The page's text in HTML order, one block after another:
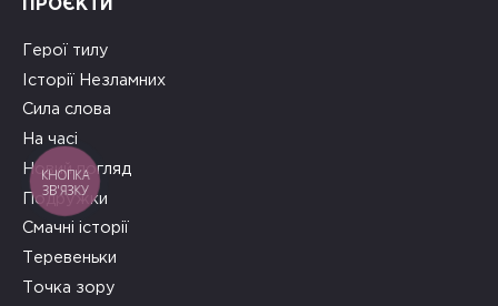
ПРОЄКТИ
Герої тилу
Історії Незламних
Сила слова
На часі
Новий погляд
Подружки
Смачні історії
Теревеньки
Точка зору
КНОПКА
ЗВ'ЯЗКУ